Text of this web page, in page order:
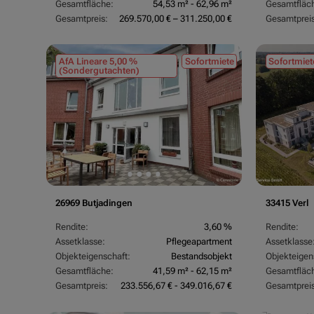
Gesamtfläche:
54,53 m² - 62,96 m²
Gesamtpreis:
269.570,00 € – 311.250,00 €
AfA Lineare 5,00 %
(Sondergutachten)
Sofortmiete
26969 Butjadingen
Rendite:
3,60 %
Assetklasse:
Pflegeapartment
Objekteigenschaft:
Bestandsobjekt
Gesamtfläche:
41,59 m² - 62,15 m²
Gesamtpreis:
233.556,67 € - 349.016,67 €
33415 Verl
Rendite: